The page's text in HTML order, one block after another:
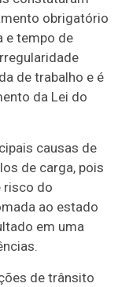
obrigatório
e tempo de
de trabalho e é
da Lei do
causas de
de carga, pois
risco do
ao estado
em uma
de trânsito